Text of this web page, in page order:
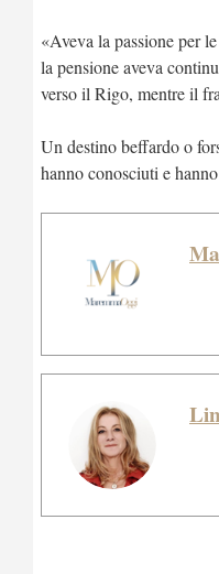
«Aveva la passione per
la pensione aveva
verso il Rigo, mentre il
Un destino beffardo o
hanno conosciuti e